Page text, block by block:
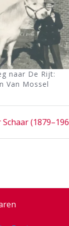
naar De Rijt:
Van Mossel